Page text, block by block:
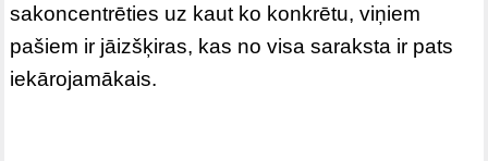
sakoncentrēties uz kaut ko konkrētu, viņiem
pašiem ir jāizšķiras, kas no visa saraksta ir pats
iekārojamākais.